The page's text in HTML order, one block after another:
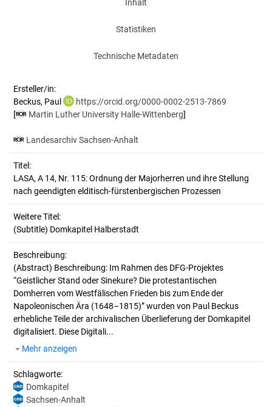
Inhalt
Statistiken
Technische Metadaten
Ersteller/in:
Beckus, Paul
https://orcid.org/0000-0002-2513-7869
[
Martin Luther University Halle-Wittenberg]
Landesarchiv Sachsen-Anhalt
Titel:
LASA, A 14, Nr. 115: Ordnung der Majorherren und ihre Stellung
nach geendigten elditisch-fürstenbergischen Prozessen
Weitere Titel:
(Subtitle) Domkapitel Halberstadt
Beschreibung:
(Abstract) Beschreibung: Im Rahmen des DFG-Projektes
“Geistlicher Stand oder Sinekure? Die protestantischen
Domherren vom Westfälischen Frieden bis zum Ende der
Napoleonischen Ära (1648–1815)” wurden von Paul Beckus
erhebliche Teile der archivalischen Überlieferung der Domkapitel
digitalisiert. Diese Digitali...
Mehr anzeigen
Schlagworte:
Domkapitel
Sachsen-Anhalt